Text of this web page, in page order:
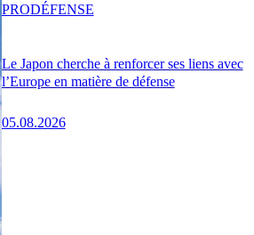
Le Japon cherche à renforcer ses liens avec
l’Europe en matière de défense
05.08.2026
PRODÉFENSE